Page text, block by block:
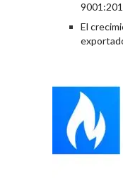
El